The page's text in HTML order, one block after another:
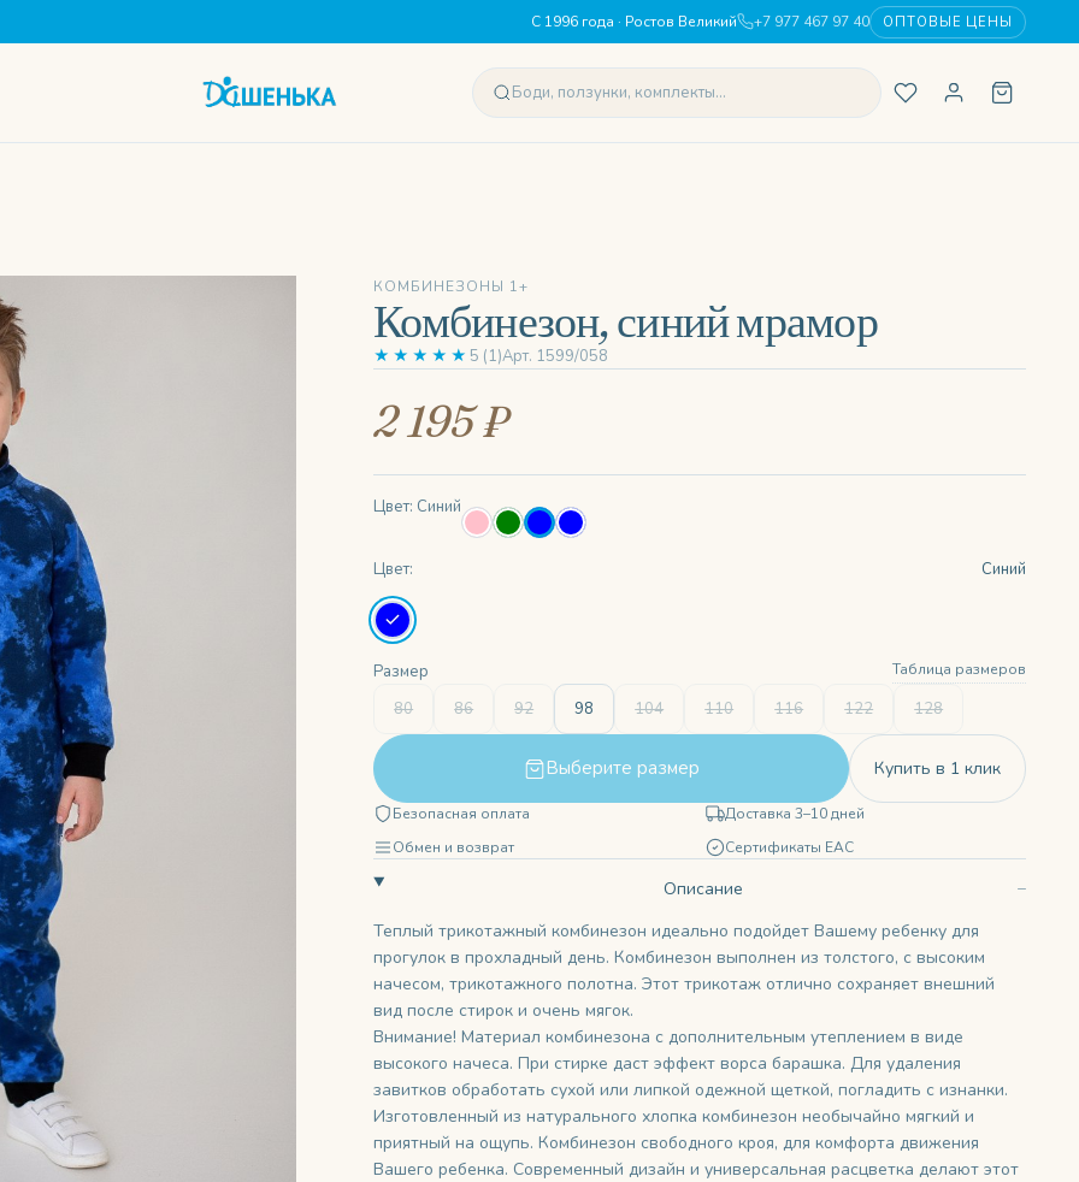
С 1996 года · Ростов Великий +7 977 467 97 40 ОПТОВЫЕ ЦЕНЫ
КОМБИНЕЗОНЫ 1+
Комбинезон, синий мрамор
★★★★★ 5 (1)Арт. 1599/058
2 195 ₽
Цвет: Синий
Цвет: Синий
Размер Таблица размеров
80 86 92 98 104 110 116 122 128
Выберите размер Купить в 1 клик
Безопасная оплата
Доставка 3–10 дней
Обмен и возврат
Сертификаты ЕАС
Описание
Теплый трикотажный комбинезон идеально подойдет Вашему ребенку для
прогулок в прохладный день. Комбинезон выполнен из толстого, с высоким
начесом, трикотажного полотна. Этот трикотаж отлично сохраняет внешний
вид после стирок и очень мягок.
Внимание! Материал комбинезона с дополнительным утеплением в виде
высокого начеса. При стирке даст эффект ворса барашка. Для удаления
завитков обработать сухой или липкой одежной щеткой, погладить с изнанки.
Изготовленный из натурального хлопка комбинезон необычайно мягкий и
приятный на ощупь. Комбинезон свободного кроя, для комфорта движения
Вашего ребенка. Современный дизайн и универсальная расцветка делают этот